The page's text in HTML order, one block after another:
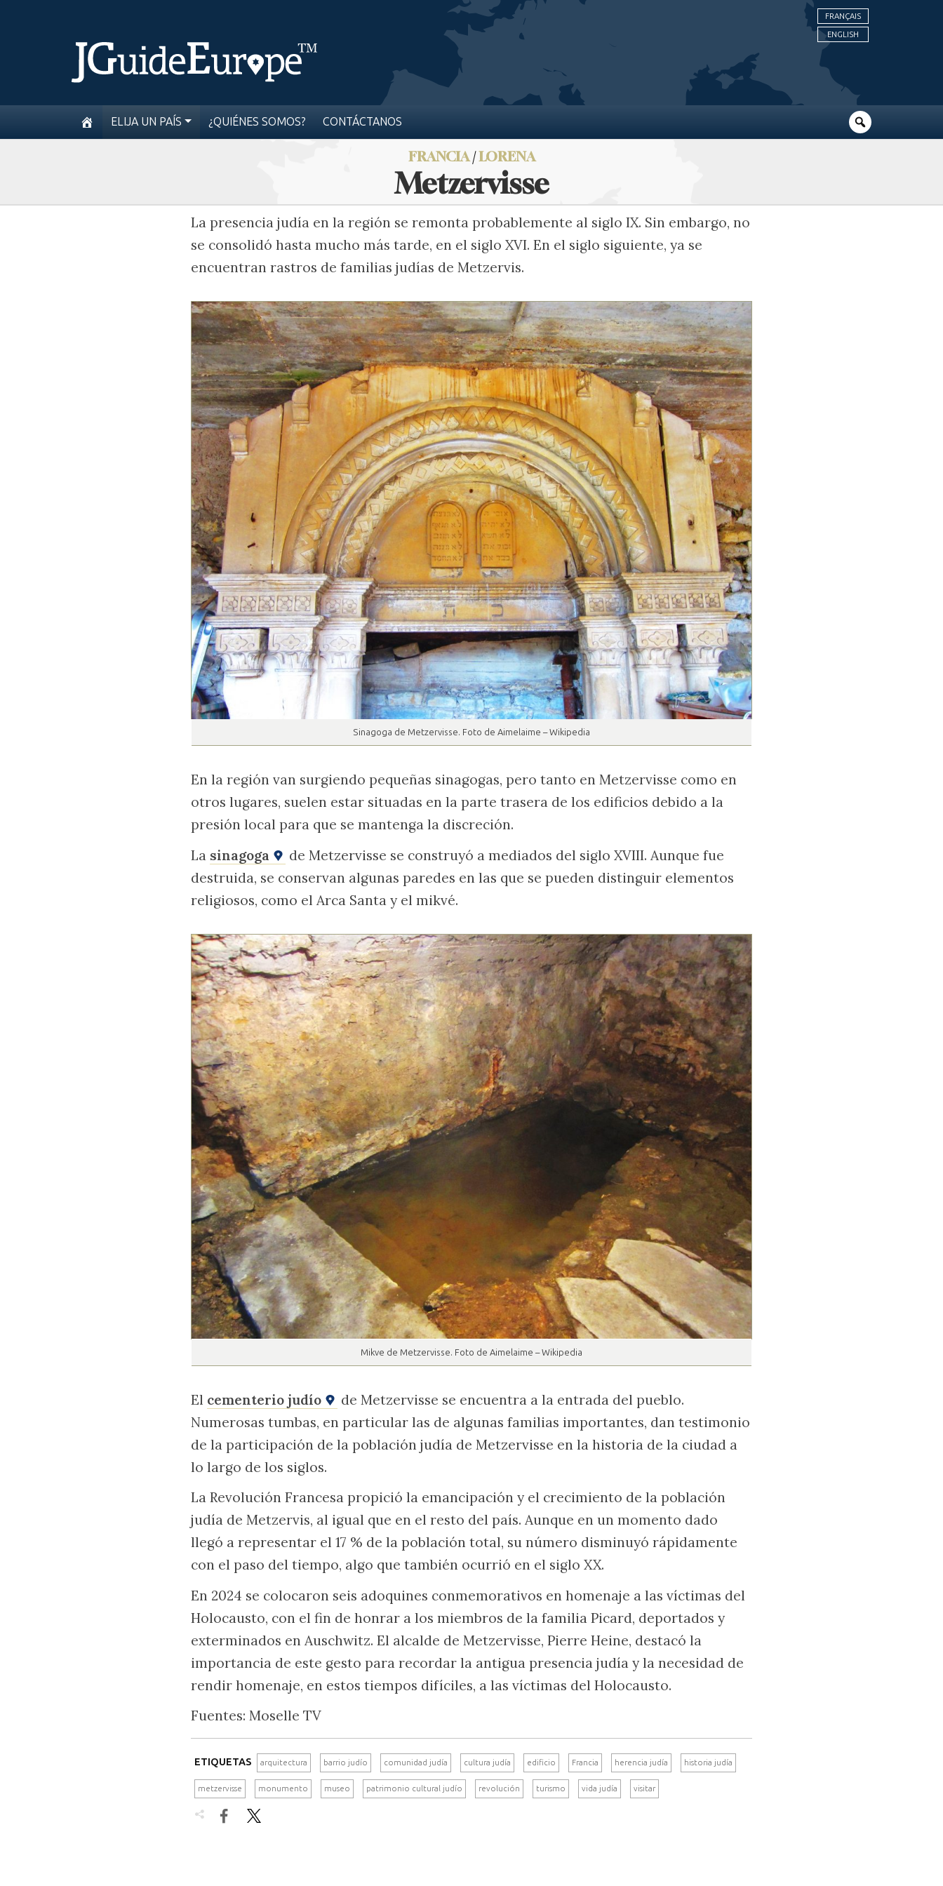
FRANÇAIS
ENGLISH
ELIJA UN PAÍS ¿QUIÉNES SOMOS? CONTÁCTANOS
FRANCIA/LORENA
Metzervisse
La presencia judía en la región se remonta probablemente al siglo IX. Sin embargo, no
se consolidó hasta mucho más tarde, en el siglo XVI. En el siglo siguiente, ya se
encuentran rastros de familias judías de Metzervis.
Sinagoga de Metzervisse. Foto de Aimelaime – Wikipedia
En la región van surgiendo pequeñas sinagogas, pero tanto en Metzervisse como en
otros lugares, suelen estar situadas en la parte trasera de los edificios debido a la
presión local para que se mantenga la discreción.
La sinagoga
de Metzervisse se construyó a mediados del siglo XVIII. Aunque fue
destruida, se conservan algunas paredes en las que se pueden distinguir elementos
religiosos, como el Arca Santa y el mikvé.
Mikve de Metzervisse. Foto de Aimelaime – Wikipedia
El cementerio judío
de Metzervisse se encuentra a la entrada del pueblo.
Numerosas tumbas, en particular las de algunas familias importantes, dan testimonio
de la participación de la población judía de Metzervisse en la historia de la ciudad a
lo largo de los siglos.
La Revolución Francesa propició la emancipación y el crecimiento de la población
judía de Metzervis, al igual que en el resto del país. Aunque en un momento dado
llegó a representar el 17 % de la población total, su número disminuyó rápidamente
con el paso del tiempo, algo que también ocurrió en el siglo XX.
En 2024 se colocaron seis adoquines conmemorativos en homenaje a las víctimas del
Holocausto, con el fin de honrar a los miembros de la familia Picard, deportados y
exterminados en Auschwitz. El alcalde de Metzervisse, Pierre Heine, destacó la
importancia de este gesto para recordar la antigua presencia judía y la necesidad de
rendir homenaje, en estos tiempos difíciles, a las víctimas del Holocausto.
Fuentes: Moselle TV
ETIQUETAS arquitectura barrio judío comunidad judía cultura judía edificio Francia herencia judía historia judía
metzervisse monumento museo patrimonio cultural judío revolución turismo vida judía visitar
 